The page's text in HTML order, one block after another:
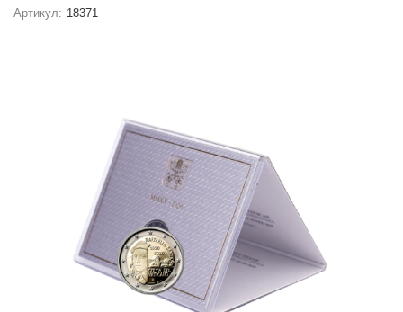
Артикул: 18371